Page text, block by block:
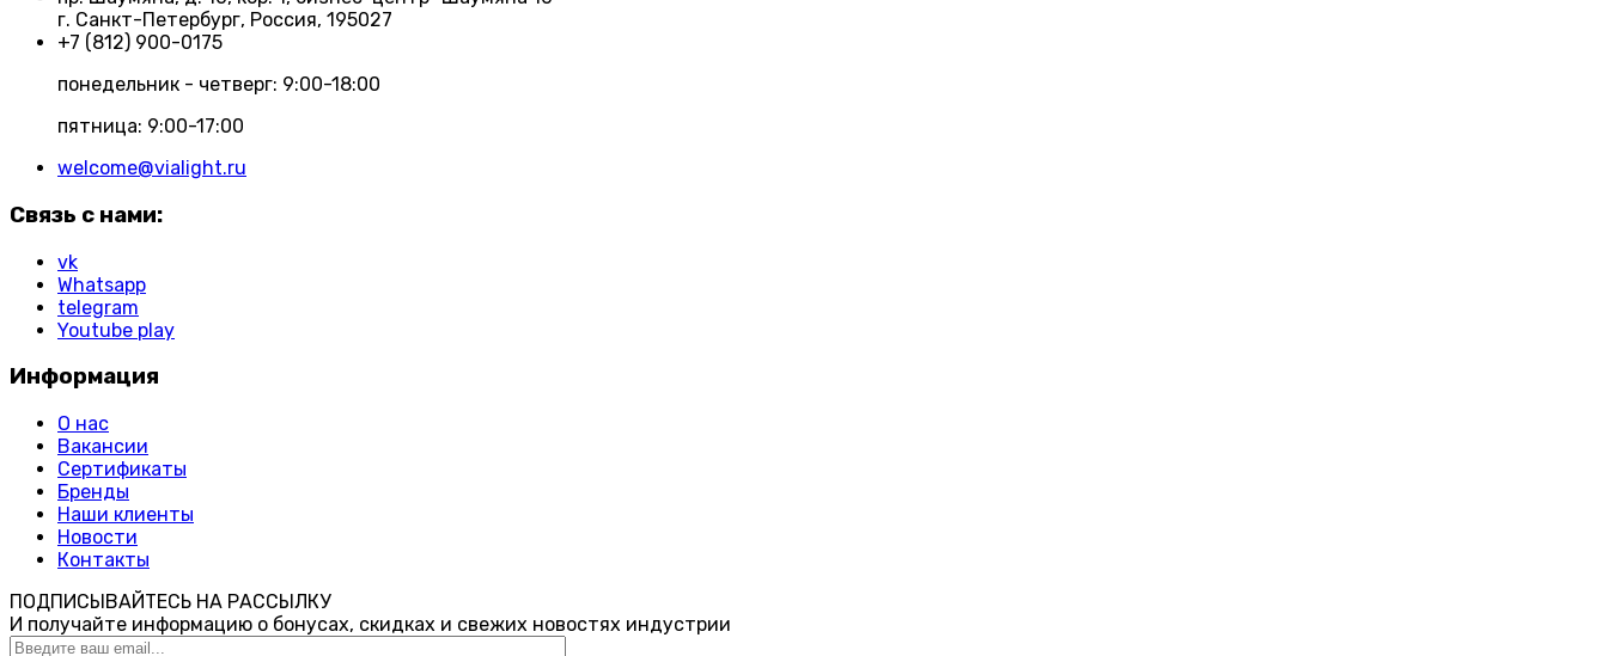
г. Санкт-Петербург, Россия, 195027
+7 (812) 900-0175
понедельник - четверг: 9:00-18:00
пятница: 9:00-17:00
welcome@vialight.ru
Связь с нами:
vk
Whatsapp
telegram
Youtube play
Информация
О нас
Вакансии
Сертификаты
Бренды
Наши клиенты
Новости
Контакты
ПОДПИСЫВАЙТЕСЬ НА РАССЫЛКУ
И получайте информацию о бонусах, скидках и свежих новостях индустрии